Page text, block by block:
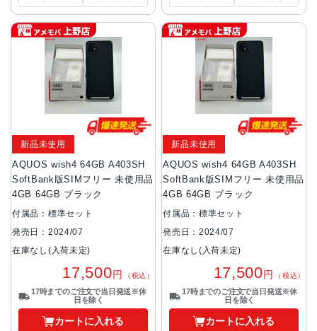
AQUOS wish4 64GB A403SH
SoftBank版SIMフリー 未使用品
4GB 64GB ブラック
新品未使用
付属品：標準セット
発売日：2024/07
在庫なし(入荷未定)
17,500円 （税込）
17時までのご注文で当日発送※休
日を除く
カートに入れる
AQUOS wish4 64GB A403SH
SoftBank版SIMフリー 未使用品
4GB 64GB ブラック
新品未使用
付属品：標準セット
発売日：2024/07
在庫なし(入荷未定)
17,500円 （税込）
17時までのご注文で当日発送※休
日を除く
カートに入れる